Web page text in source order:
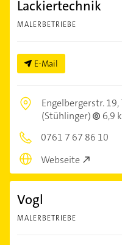
Lackiertechnik
MALERBETRIEBE
E-Mail
Engelbergerstr. 19,
(Stühlinger)
6,9
0761 7 67 86 10
Webseite
Vogl
MALERBETRIEBE